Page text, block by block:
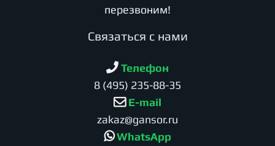
перезвоним!
Cвязаться с нами
Телефон
8 (495) 235-88-35
E-mail
zakaz@gansor.ru
WhatsApp